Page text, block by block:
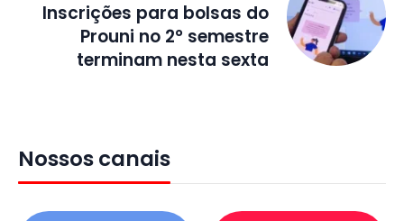
Inscrições para bolsas do
Prouni no 2° semestre
terminam nesta sexta
Nossos canais